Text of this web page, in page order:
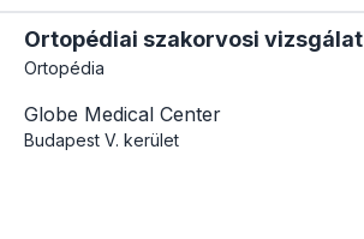
Ortopédiai szakorvosi vizsgálat
Ortopédia
Globe Medical Center
Budapest V. kerület